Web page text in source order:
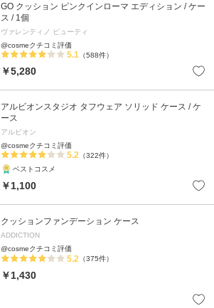
GO クッション ピンクインローマ エディション / ケー
ス / 1個
ヴァレンティノ ビューティ
@cosmeクチコミ評価
5.1 （588件）
￥5,280
アルビオンスタジオ タフウェア ソリッド ケース / ケ
ース
アルビオン
@cosmeクチコミ評価
5.2 （322件）
ベストコスメ
￥1,100
クッションファンデーション ケース
ADDICTION
@cosmeクチコミ評価
5.2 （375件）
￥1,430